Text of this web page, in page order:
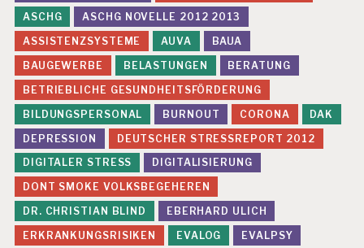
ASCHG
ASCHG NOVELLE 2012 2013
ASSISTENZSYSTEME
AUVA
BAUA
BAUGEWERBE
BELASTUNGEN
BERATUNG
BETRIEBLICHE GESUNDHEITSFÖRDERUNG
BILDUNGSPERSONAL
BURNOUT CORONA
DAK
DEPRESSION
DEUTSCHER STRESSREPORT 2012
DIGITALER STRESS
DIGITALISIERUNG
DONT SMOKE VOLKSBEGEHEREN
DR. CHRISTIAN BLIND
EBERHARD ULICH
ERKRANKUNGSRISIKEN
EVALOG
EVALPSY